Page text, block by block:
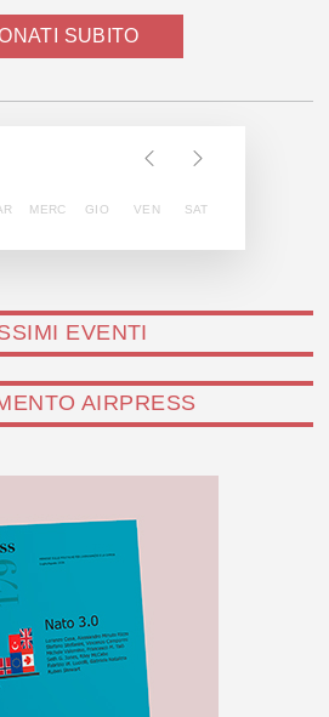
SUBITO
MERC GIO VEN SAT
EVENTI
AIRPRESS